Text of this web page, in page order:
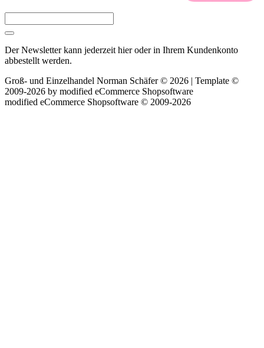
Der Newsletter kann jederzeit hier oder in Ihrem Kundenkonto
abbestellt werden.
Groß- und Einzelhandel Norman Schäfer © 2026 | Template ©
2009-2026 by modified eCommerce Shopsoftware
modified eCommerce Shopsoftware © 2009-2026